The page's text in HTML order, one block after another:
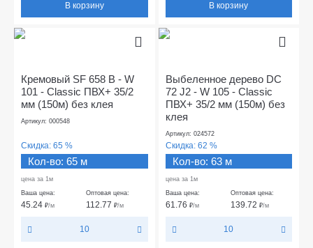
В корзину В корзину
Кремовый SF 658 В - W
101 - Classic ПВХ+ 35/2
мм (150м) без клея
Артикул: 000548
Скидка: 65 %
Кол-во: 65 м
цена за 1м
Ваша цена:
45.24 ₽/м
Оптовая цена:
112.77₽/м
10
Выбеленное дерево DC
72 J2 - W 105 - Classic
ПВХ+ 35/2 мм (150м) без
клея
Артикул: 024572
Скидка: 62 %
Кол-во: 63 м
цена за 1м
Ваша цена:
61.76 ₽/м
Оптовая цена:
139.72 ₽/м
10